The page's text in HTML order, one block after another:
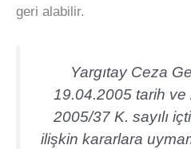
geri alabilir.
Yargıtay Ceza
19.04.2005 tarih ve
2005/37 K. sayılı
ilişkin kararlara